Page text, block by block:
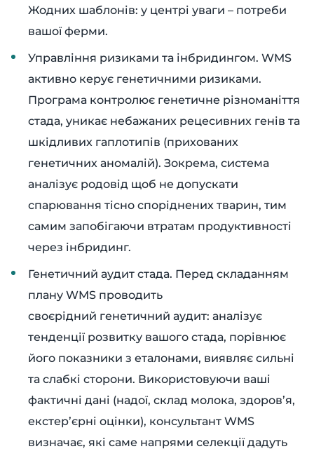
Жодних шаблонів: у центрі уваги – потреби
вашої ферми.
Управління ризиками та інбридингом. WMS
активно керує генетичними ризиками.
Програма контролює генетичне різноманіття
стада, уникає небажаних рецесивних генів та
шкідливих гаплотипів (прихованих
генетичних аномалій). Зокрема, система
аналізує родовід щоб не допускати
спарювання тісно споріднених тварин, тим
самим запобігаючи втратам продуктивності
через інбридинг.
Генетичний аудит стада. Перед складанням
плану WMS проводить
своєрідний генетичний аудит: аналізує
тенденції розвитку вашого стада, порівнює
його показники з еталонами, виявляє сильні
та слабкі сторони. Використовуючи ваші
фактичні дані (надої, склад молока, здоров’я,
екстер’єрні оцінки), консультант WMS
визначає, які саме напрями селекції дадуть